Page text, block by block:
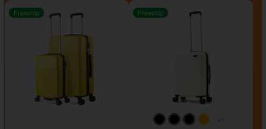
Freeship
+1
Freeship